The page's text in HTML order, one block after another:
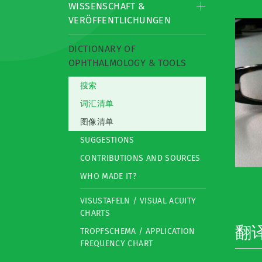
WISSENSCHAFT &
VERÖFFENTLICHUNGEN
DICTIONARY OF
OPHTHALMOLOGY & TOOLS
搜索
词汇清单
图像清单
SUGGESTIONS
CONTRIBUTIONS AND SOURCES
WHO MADE IT?
VISUSTAFELN / VISUAL ACUITY
CHARTS
TROPFSCHEMA / APPLICATION
FREQUENCY CHART
翻